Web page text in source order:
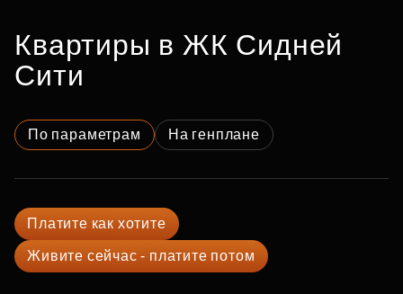
квартиры в ЖК Сидней
Сити
По параметрам На генплане
Платите как хотите
Живите сейчас - платите потом